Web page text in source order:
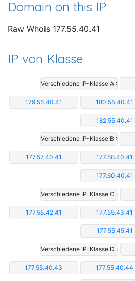
Domain on this IP
Raw Whois 177.55.40.41
IP von Klasse
Verschiedene IP-Klasse A :
179.55.40.41 180.55.40.41
182.55.40.41
Verschiedene IP-Klasse B :
177.57.40.41 177.58.40.41
177.60.40.41
Verschiedene IP-Klasse C :
177.55.42.41 177.55.43.41
177.55.45.41
Verschiedene IP-Klasse D :
177.55.40.43 177.55.40.44